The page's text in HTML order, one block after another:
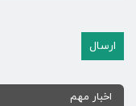
اخبار مهم